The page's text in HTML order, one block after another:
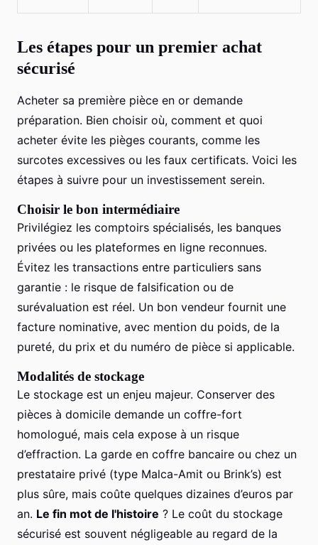
Les étapes pour un premier achat
sécurisé
Acheter sa première pièce en or demande
préparation. Bien choisir où, comment et quoi
acheter évite les pièges courants, comme les
surcotes excessives ou les faux certificats. Voici les
étapes à suivre pour un investissement serein.
Choisir le bon intermédiaire
Privilégiez les comptoirs spécialisés, les banques
privées ou les plateformes en ligne reconnues.
Évitez les transactions entre particuliers sans
garantie : le risque de falsification ou de
surévaluation est réel. Un bon vendeur fournit une
facture nominative, avec mention du poids, de la
pureté, du prix et du numéro de pièce si applicable.
Modalités de stockage
Le stockage est un enjeu majeur. Conserver des
pièces à domicile demande un coffre-fort
homologué, mais cela expose à un risque
d’effraction. La garde en coffre bancaire ou chez un
prestataire privé (type Malca-Amit ou Brink’s) est
plus sûre, mais coûte quelques dizaines d’euros par
an. Le fin mot de l'histoire ? Le coût du stockage
sécurisé est souvent négligeable au regard de la